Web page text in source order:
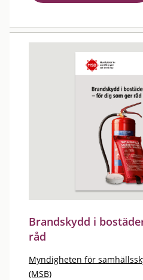
Brandskydd i
råd
Myndigheten för
(MSB)